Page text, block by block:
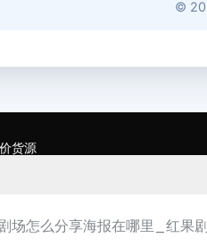
货源
场怎么分享海报在哪里_红果